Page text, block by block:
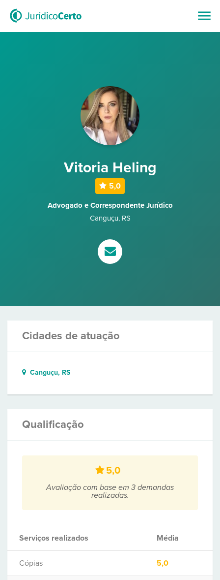
Vitoria Heling
5,0
Advogado e Correspondente Jurídico
Canguçu, RS
Cidades de atuação
Canguçu, RS
Qualificação
5,0
Avaliação com base em 3 demandas
realizadas.
Serviços realizados Média
Cópias 5,0